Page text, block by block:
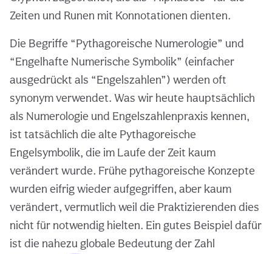
Zeiten und Runen mit Konnotationen dienten.
Die Begriffe “Pythagoreische Numerologie” und
“Engelhafte Numerische Symbolik” (einfacher
ausgedrückt als “Engelszahlen”) werden oft
synonym verwendet. Was wir heute hauptsächlich
als Numerologie und Engelszahlenpraxis kennen,
ist tatsächlich die alte Pythagoreische
Engelsymbolik, die im Laufe der Zeit kaum
verändert wurde. Frühe pythagoreische Konzepte
wurden eifrig wieder aufgegriffen, aber kaum
verändert, vermutlich weil die Praktizierenden dies
nicht für notwendig hielten. Ein gutes Beispiel dafür
ist die nahezu globale Bedeutung der Zahl